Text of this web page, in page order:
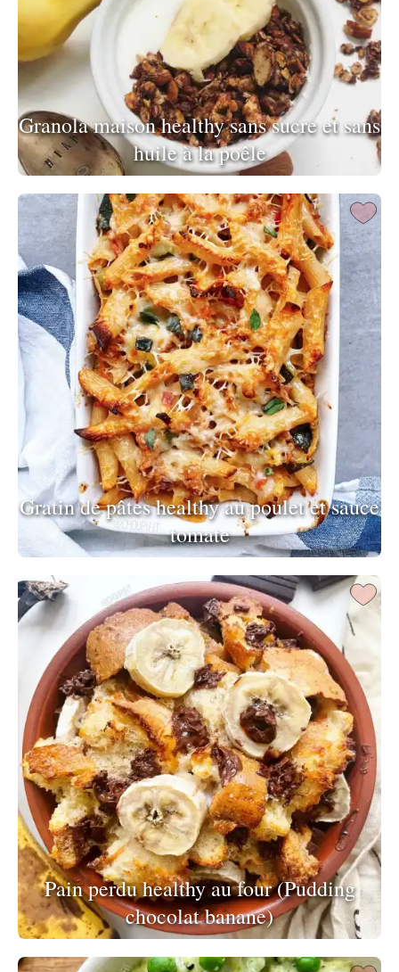
Granola maison healthy sans sucre et sans
huile à la poêle
Gratin de pâtes healthy au poulet et sauce
tomate
Pain perdu healthy au four (Pudding
chocolat banane)